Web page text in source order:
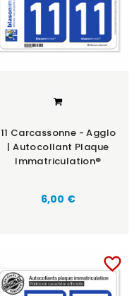
11 Carcassonne - Agglo
| Autocollant Plaque
Immatriculation®
6,00 €
favorite_border